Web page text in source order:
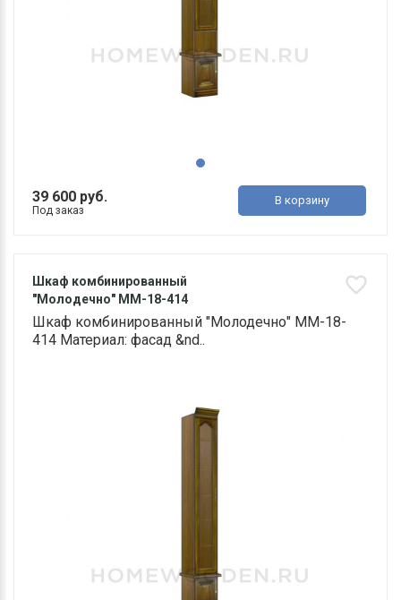
39 600 руб.
Под заказ
В корзину
Шкаф комбинированный
"Молодечно" ММ-18-414
Шкаф комбинированный "Молодечно" ММ-18-
414 Материал: фасад &nd..